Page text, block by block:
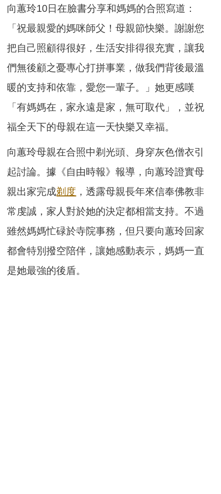
向蕙玲10日在臉書分享和媽媽的合照寫道：
「祝最親愛的媽咪師父！母親節快樂。謝謝您
把自己照顧得很好，生活安排得很充實，讓我
們無後顧之憂專心打拼事業，做我們背後最溫
暖的支持和依靠，愛您一輩子。」她更感嘆
「有媽媽在，家永遠是家，無可取代」，並祝
福全天下的母親在這一天快樂又幸福。
向蕙玲母親在合照中剃光頭、身穿灰色僧衣引
起討論。據《自由時報》報導，向蕙玲證實母
親出家完成剃度 ，透露母親長年來信奉佛教非
常虔誠，家人對於她的決定都相當支持。不過
雖然媽媽忙碌於寺院事務，但只要向蕙玲回家
都會特別撥空陪伴，讓她感動表示，媽媽一直
是她最強的後盾。